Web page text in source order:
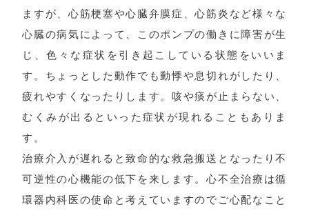
ますが、心筋梗塞や心臓弁膜症、心筋炎など様々な
心臓の病気によって、このポンプの働きに障害が生
じ、色々な症状を引き起こしている状態をいいま
す。ちょっとした動作でも動悸や息切れがしたり、
疲れやすくなったりします。咳や痰が止まらない、
むくみが出るといった症状が現れることもありま
す。
治療介入が遅れると致命的な救急搬送となったり不
可逆性の心機能の低下を来します。心不全治療は循
環器内科医の使命と考えていますのでご心配なこと